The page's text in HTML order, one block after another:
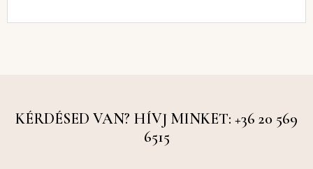
KÉRDÉSED VAN? HÍVJ MINKET: +36 20 569
6515